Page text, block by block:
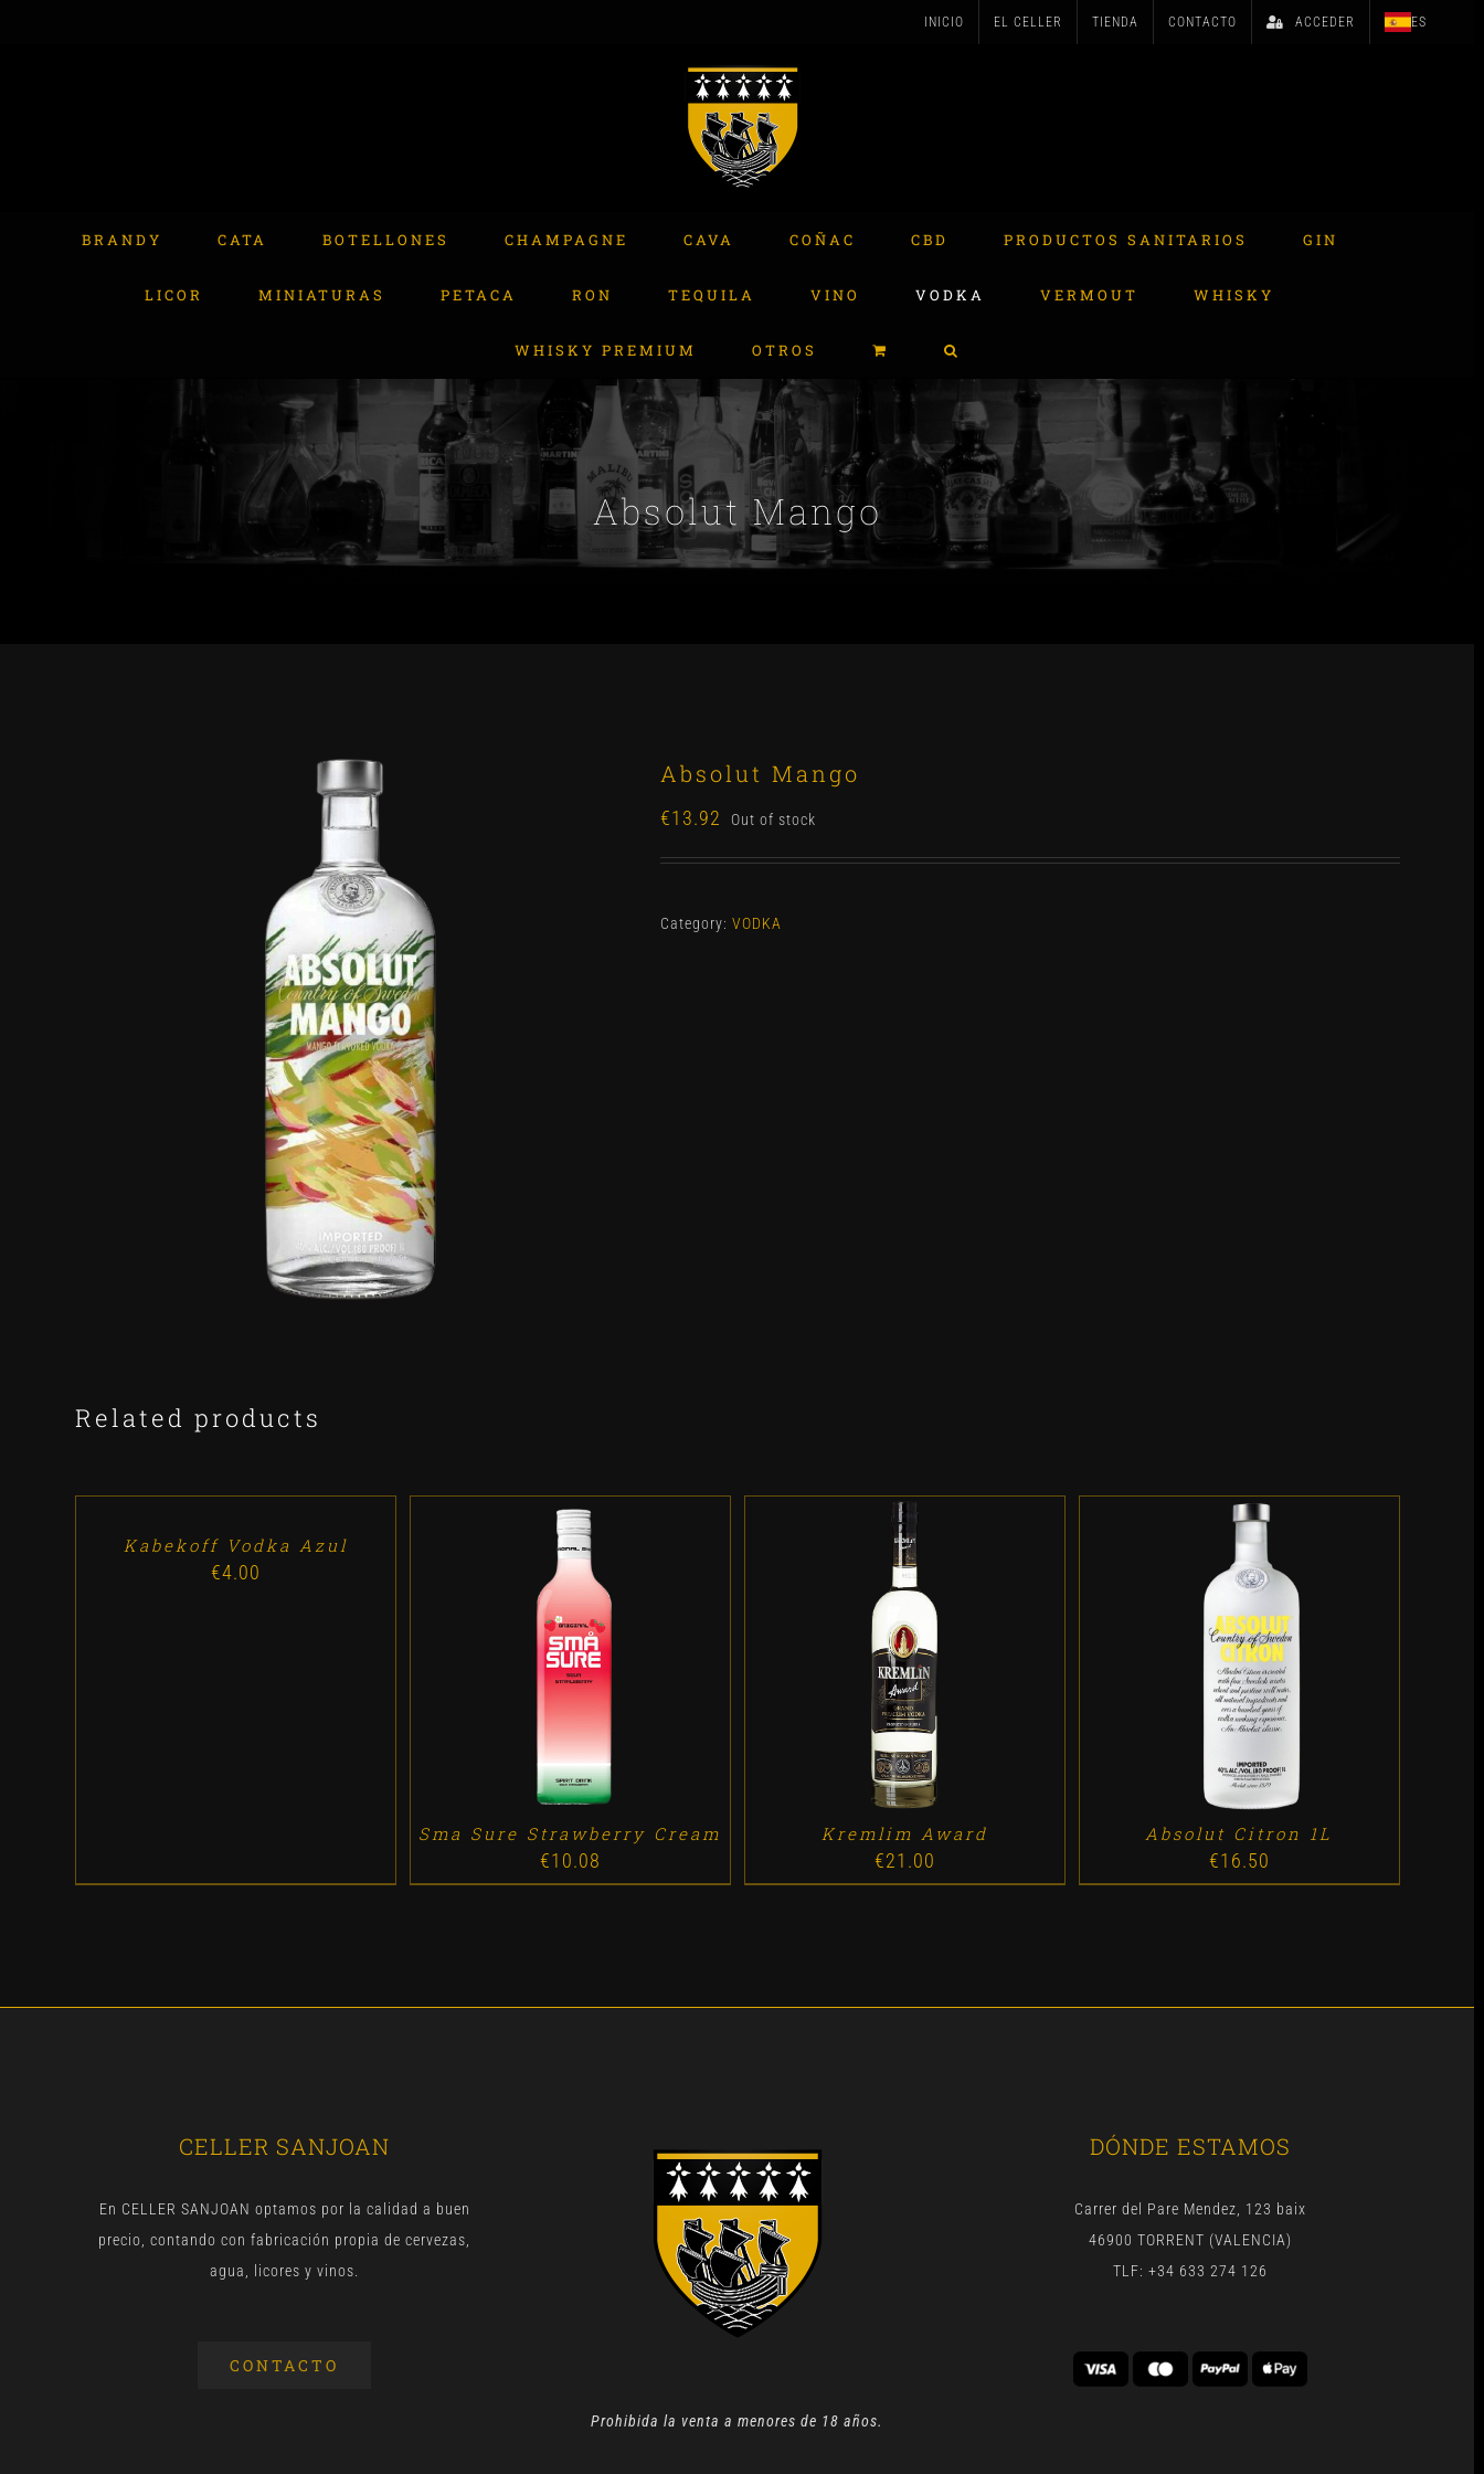
INICIO EL CELLER TIENDA CONTACTO ACCEDER ES
Buscar:BRANDY CATA BOTELLONES CHAMPAGNE CAVA COÑAC CBD PRODUCTOS SANITARIOS GIN
LICOR MINIATURAS PETACA RON TEQUILA VINO VODKA VERMOUT WHISKY
WHISKY PREMIUM OTROS
Absolut Mango
Absolut Mango
€13.92 Out of stock
Category: VODKA
Related products
CART
DETALLESKabekoff Vodka Azul
€4.00
ADD TO CART / DETALLES
Sma Sure Strawberry Cream
€10.08
ADD TO CART /
Kremlim Award
€21.00
ADD TO CART / DETALLES
Absolut Citron 1L
€16.50
CELLER SANJOAN
En CELLER SANJOAN optamos por la calidad a buen
precio, contando con fabricación propia de cervezas,
agua, licores y vinos.
CONTACTO
Prohibida la venta a menores de 18 años.
DÓNDE ESTAMOS
Carrer del Pare Mendez, 123 baix
46900 TORRENT (VALENCIA)
TLF: +34 633 274 126